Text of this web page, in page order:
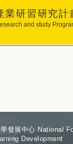
業研習研究計
and study
發展中心 National
Development